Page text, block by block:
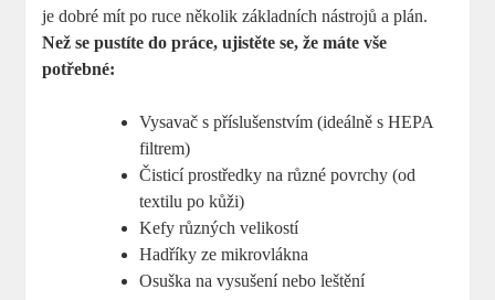
je dobré mít po ruce několik základních nástrojů a plán.
Než se pustíte do práce, ujistěte se, že máte vše
potřebné:
Vysavač s příslušenstvím (ideálně s HEPA
filtrem)
Čisticí prostředky na různé povrchy (od
textilu po kůži)
Kefy různých velikostí
Hadříky ze mikrovlákna
Osuška na vysušení nebo leštění